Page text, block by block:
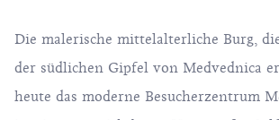
Die malerische mittelalterliche Burg,
der südlichen Gipfel von Medvednica
heute das moderne Besucherzentrum